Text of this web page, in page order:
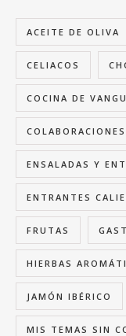
ACEITE DE OLIVA
CELIACOS
COCINA DE
COLABORACIONES
ENSALADAS Y
ENTRANTES
FRUTAS
HIERBAS
JAMÓN IBÉRICO
MIS TEMAS SIN